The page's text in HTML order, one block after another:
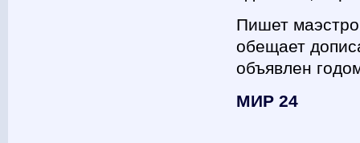
Пишет маэстро
обещает
объявлен
МИР 24